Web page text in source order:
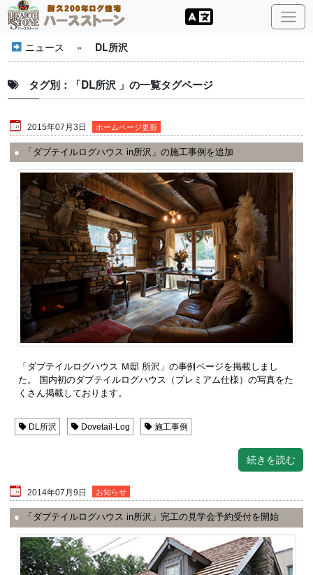
ニュース » DL所沢
タグ別：「DL所沢 」の一覧タグページ
2015年07月3日 ホームページ更新
「ダブテイルログハウス in所沢」の施工事例を追加
「ダブテイルログハウス Ｍ邸 所沢」の事例ページを掲載しまし
た。 国内初のダブテイルログハウス（プレミアム仕様）の写真をた
くさん掲載しております。
DL所沢 Dovetail-Log 施工事例
続きを読む
2014年07月9日 お知らせ
「ダブテイルログハウス in所沢」完工の見学会予約受付を開始